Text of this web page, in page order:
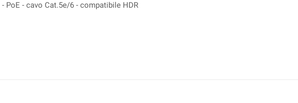
PoE - cavo Cat.5e/6 - compatibile HDR